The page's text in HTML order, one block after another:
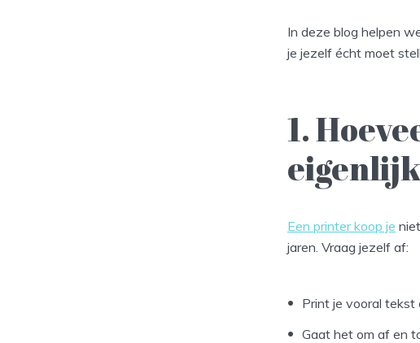
In deze blog helpen
je jezelf écht moet
1.
Een printer koop je
jaren. Vraag jezelf af:
Print je vooral tekst
Gaat het om af en